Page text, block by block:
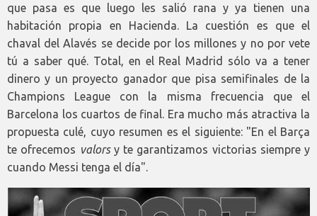
que pasa es que luego les salió rana y ya tienen una
habitación propia en Hacienda. La cuestión es que el
chaval del Alavés se decide por los millones y no por vete
tú a saber qué. Total, en el Real Madrid sólo va a tener
dinero y un proyecto ganador que pisa semifinales de la
Champions League con la misma frecuencia que el
Barcelona los cuartos de final. Era mucho más atractiva la
propuesta culé, cuyo resumen es el siguiente: "En el Barça
te ofrecemos valorsy te garantizamos victorias siempre y
cuando Messi tenga el día".